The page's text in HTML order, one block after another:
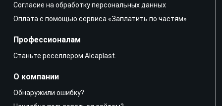
Согласие на обработку персональных данных
Оплата с помощью сервиса «Заплатить по частям»
Профессионалам
Станьте реселлером Alcaplast.
О компании
Обнаружили ошибку?